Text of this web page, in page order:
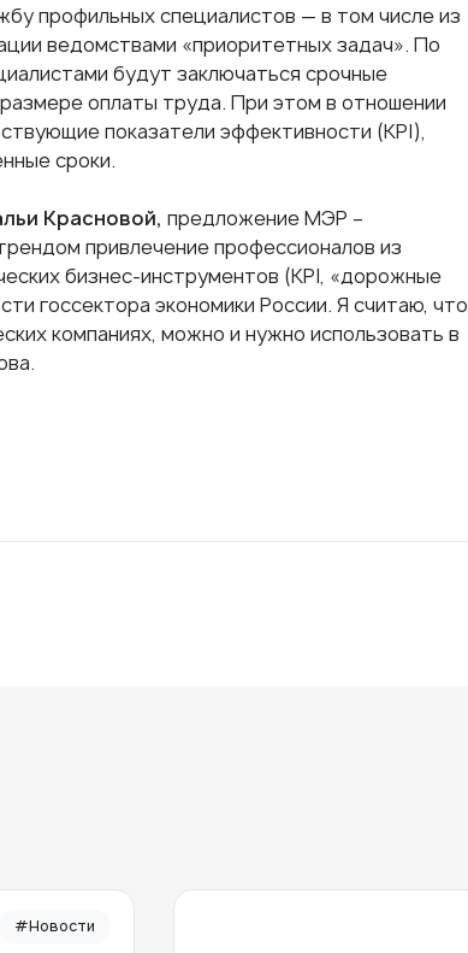
профильных специалистов — в том числе из
ведомствами «приоритетных задач». По
будут заключаться срочные
оплаты труда. При этом в отношении
показатели эффективности (KPI),
сроки.
Красновой, предложение МЭР –
привлечение профессионалов из
бизнес-инструментов (KPI, «дорожные
госсектора экономики России. Я считаю, что
компаниях, можно и нужно использовать в
#Новости